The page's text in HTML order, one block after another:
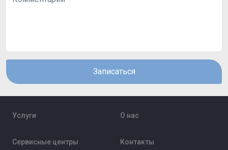
Записаться
Услуги О нас
Сервисные центры Контакты